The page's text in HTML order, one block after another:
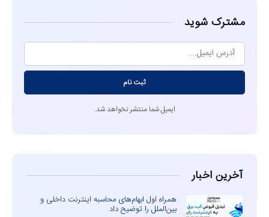
مشترک شوید
ثبت نام
ایمیل شما منتشر نخواهد شد.
آخرین اخبار
همراه اول ابهام‌های محاسبه اینترنت داخلی و
بین‌الملل را توضیح داد